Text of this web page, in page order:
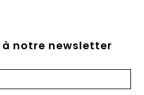
notre newsletter